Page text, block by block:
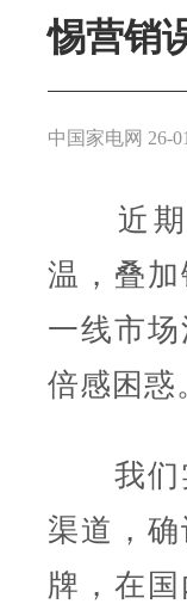
惕营销
中国家电网 26-
近期
温，叠
一线市
倍感困惑
我们实
渠道，
牌，在